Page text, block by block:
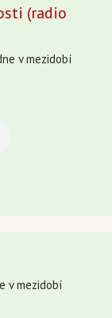
(radio
v mezidobí
v mezidobí